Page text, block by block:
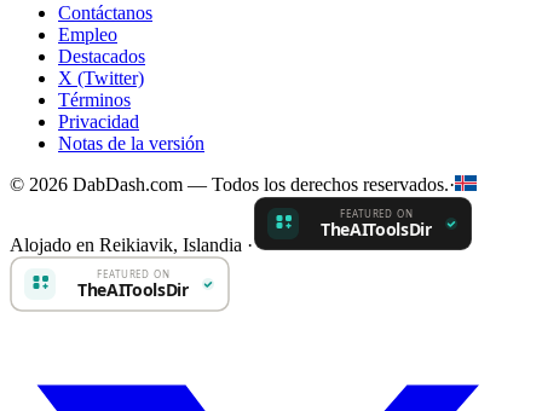
Contáctanos
Empleo
Destacados
X (Twitter)
Términos
Privacidad
Notas de la versión
© 2026 DabDash.com — Todos los derechos reservados.·
Alojado en Reikiavik, Islandia ·